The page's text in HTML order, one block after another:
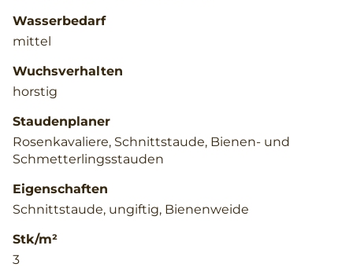
Wasserbedarf
mittel
Wuchsverhalten
horstig
Staudenplaner
Rosenkavaliere, Schnittstaude, Bienen- und
Schmetterlingsstauden
Eigenschaften
Schnittstaude, ungiftig, Bienenweide
Stk/m²
3